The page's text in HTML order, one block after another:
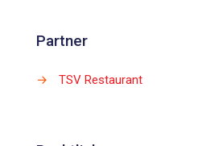
Partner
→ TSV Restaurant